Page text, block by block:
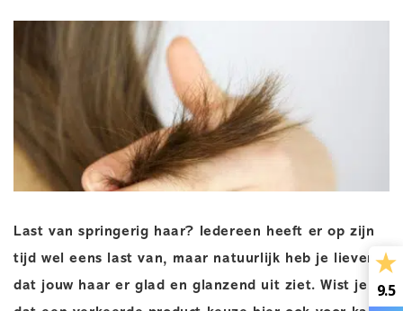
0
9.5
Last van springerig haar? Iedereen heeft er op zijn
tijd wel eens last van, maar natuurlijk heb je liever
dat jouw haar er glad en glanzend uit ziet. Wist je